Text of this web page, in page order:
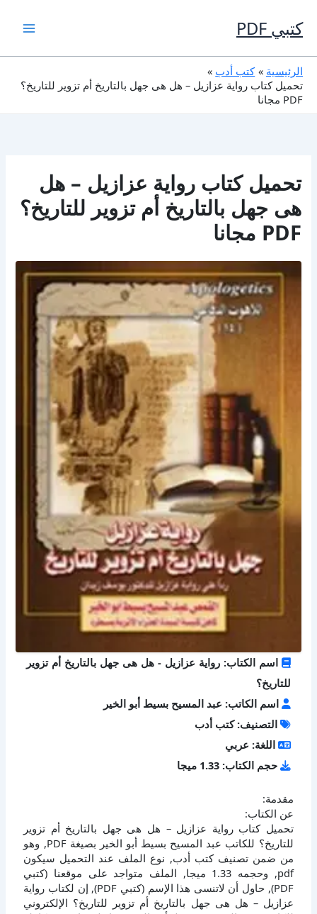
إلى
المحتوى
كتبي PDF
الرئيسية
كتب أدب
تحميل كتاب رواية عزازيل – هل هى جهل بالتاريخ أم تزوير للتاريخ؟
PDF مجانا
تحميل كتاب رواية عزازيل – هل
هى جهل بالتاريخ أم تزوير للتاريخ؟
PDF مجانا
اسم الكتاب: رواية عزازيل - هل هى جهل بالتاريخ أم تزوير
للتاريخ؟
اسم الكاتب: عبد المسيح بسيط أبو الخير
التصنيف: كتب أدب
اللغة: عربي
حجم الكتاب: 1.33 ميجا
مقدمة:
عن الكتاب:
تحميل كتاب رواية عزازيل – هل هى جهل بالتاريخ أم تزوير
للتاريخ؟ للكاتب عبد المسيح بسيط أبو الخير بصيغة PDF, وهو
من ضمن تصنيف كتب أدب, نوع الملف عند التحميل سيكون
pdf, وحجمه 1.33 ميجا, الملف متواجد على موقعنا (كتبي
PDF), حاول أن لاتنسى هذا الإسم (كتبي PDF), إن لكتاب رواية
عزازيل – هل هى جهل بالتاريخ أم تزوير للتاريخ؟ الإلكتروني